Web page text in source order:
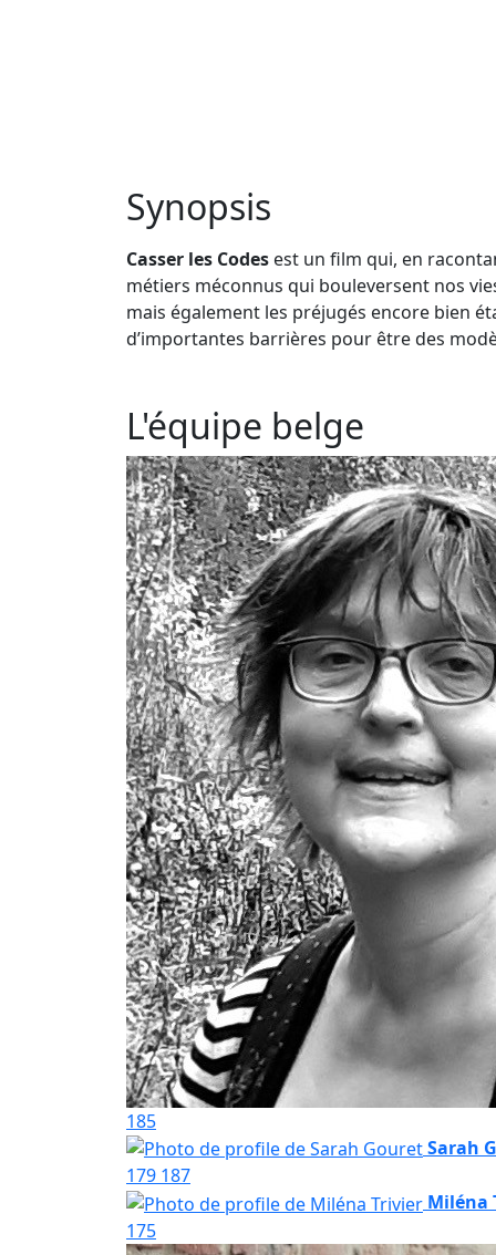
Synopsis
Casser les Codes est un film qui, en
métiers méconnus qui bouleversent nos
mais également les préjugés encore bien
d’importantes barrières pour être des
L'équipe belge
185
Sarah
179 187
Miléna
175